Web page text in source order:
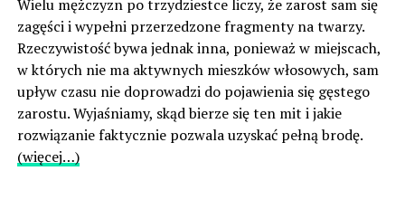
Wielu mężczyzn po trzydziestce liczy, że zarost sam się
zagęści i wypełni przerzedzone fragmenty na twarzy.
Rzeczywistość bywa jednak inna, ponieważ w miejscach,
w których nie ma aktywnych mieszków włosowych, sam
upływ czasu nie doprowadzi do pojawienia się gęstego
zarostu. Wyjaśniamy, skąd bierze się ten mit i jakie
rozwiązanie faktycznie pozwala uzyskać pełną brodę.
(więcej…)